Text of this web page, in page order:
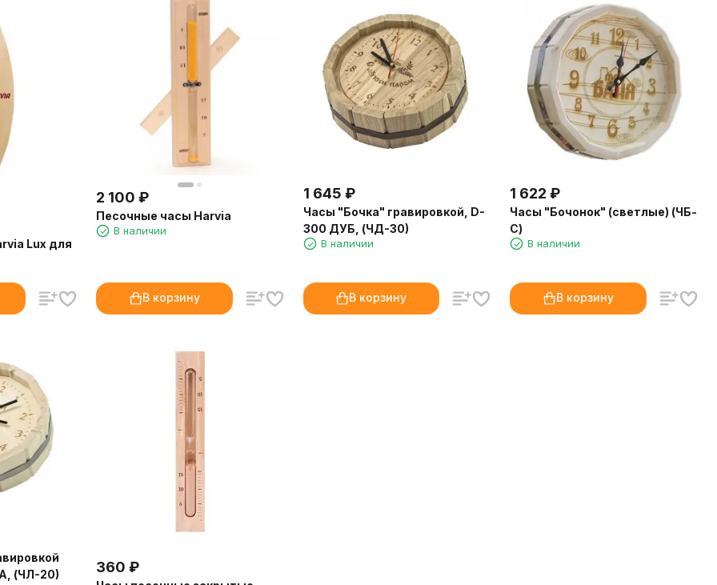
Lux для
2 100 ₽
Песочные часы Harvia
В наличии
В корзину
1 645 ₽
Часы "Бочка" гравировкой, D-
300 ДУБ, (ЧД-30)
В наличии
В корзину
1 622 ₽
Часы "Бочонок" (светлые) (ЧБ-
С)
В наличии
В корзину
(ЧЛ-20)
360 ₽